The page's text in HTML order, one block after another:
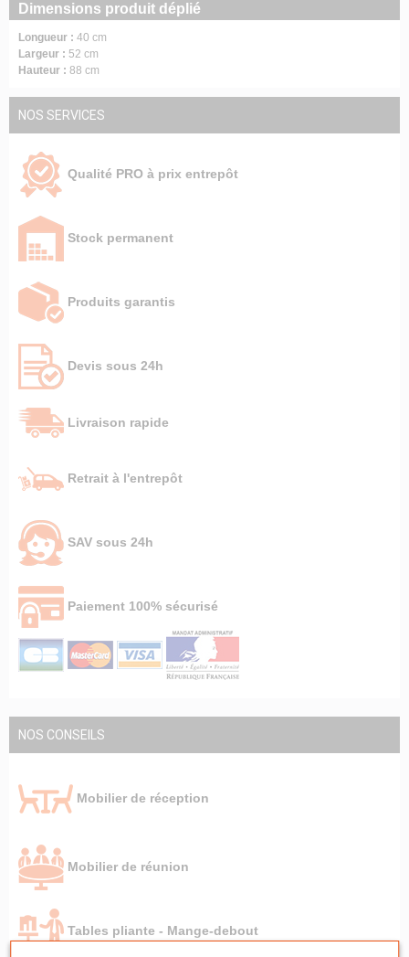
Dimensions produit déplié
Longueur : 40 cm
Largeur : 52 cm
Hauteur : 88 cm
NOS SERVICES
Qualité PRO à prix entrepôt
Stock permanent
Produits garantis
Devis sous 24h
Livraison rapide
Retrait à l'entrepôt
SAV sous 24h
Paiement 100% sécurisé
NOS CONSEILS
Mobilier de réception
Mobilier de réunion
Tables pliante - Mange-debout